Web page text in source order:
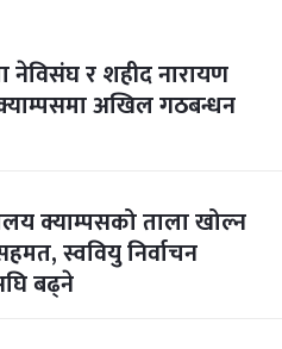
नेविसंघ र शहीद नारायण
अखिल गठबन्धन
क्याम्पसको ताला खोल्न
स्ववियु निर्वाचन
बढ्ने